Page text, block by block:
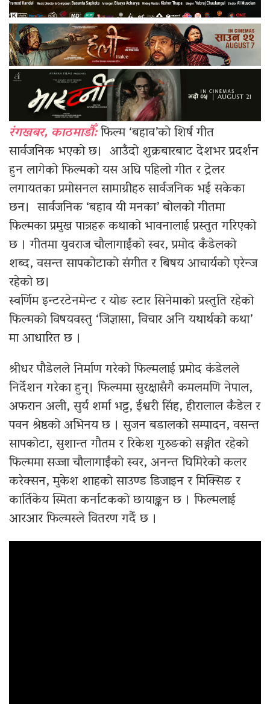
रंगखबर, काठमाडौँ:फिल्म ‘बहाव’को शिर्ष गीत
सार्वजनिक भएको छ। आउँदो शुक्रबारबाट देशभर प्रदर्शन
हुन लागेको फिल्मको यस अघि पहिलो गीत र ट्रेलर
लगायतका प्रमोसनल सामाग्रीहरु सार्वजनिक भई सकेका
छन। सार्वजनिक ‘बहाव यी मनका’ बोलको गीतमा
फिल्मका प्रमुख पात्रहरू कथाको भावनालाई प्रस्तुत गरिएको
छ । गीतमा युवराज चौलागाईंको स्वर, प्रमोद कँडेलको
शब्द, वसन्त सापकोटाको संगीत र बिषय आचार्यको एरेन्ज
रहेको छ।
स्वर्णिम इन्टरटेनमेन्ट र योङ स्टार सिनेमाको प्रस्तुति रहेको
फिल्मको विषयवस्तु ‘जिज्ञासा, विचार अनि यथार्थको कथा’
मा आधारित छ ।
श्रीधर पौडेलले निर्माण गरेको फिल्मलाई प्रमोद कंडेलले
निर्देशन गरेका हुन्। फिल्ममा सुरक्षासँगै कमलमणि नेपाल,
अफरान अली, सुर्य शर्मा भट्ट, ईश्वरी सिंह, हीरालाल कँडेल र
पवन श्रेष्ठको अभिनय छ । सुजन बडालको सम्पादन, वसन्त
सापकोटा, सुशान्त गौतम र रिकेश गुरुङको सङ्गीत रहेको
फिल्ममा सज्जा चौलागाईंको स्वर, अनन्त घिमिरेको कलर
करेक्सन, मुकेश शाहको साउण्ड डिजाइन र मिक्सिङ र
कार्तिकेय स्मिता कर्नाटकको छायाङ्कन छ । फिल्मलाई
आरआर फिल्मस्ले वितरण गर्दै छ ।